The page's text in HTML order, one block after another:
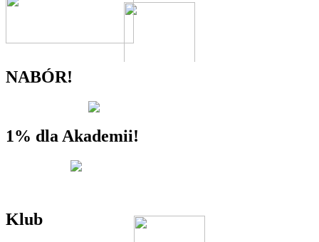
NABÓR!
1% dla Akademii!
Klub